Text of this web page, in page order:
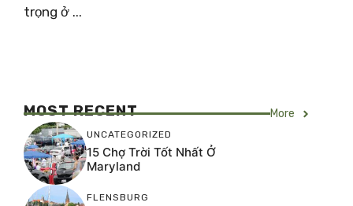
trọng ở ...
MOST RECENT More
UNCATEGORIZED
15 Chợ Trời Tốt Nhất Ở
Maryland
FLENSBURG